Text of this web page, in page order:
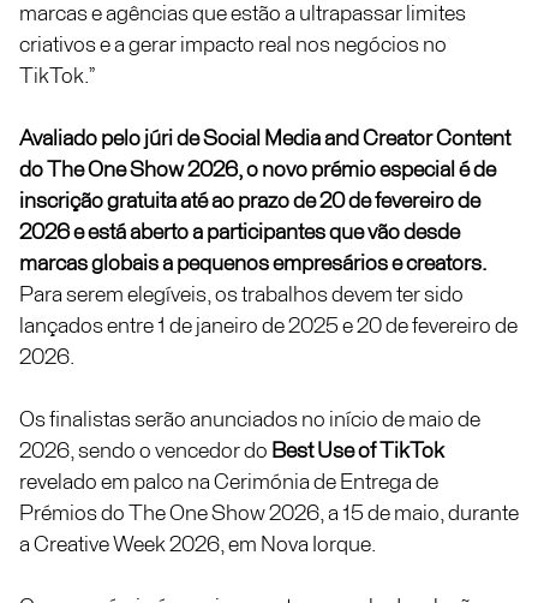
marcas e agências que estão a ultrapassar limites
criativos e a gerar impacto real nos negócios no
TikTok.”
Avaliado pelo júri deSocial Media and Creator Content
do The One Show 2026, o novo prémio especial é de
inscrição gratuita até ao prazo de 20 de fevereiro de
2026 e está aberto a participantes que vão desde
marcas globais a pequenos empresários e creators.
Para serem elegíveis, os trabalhos devem ter sido
lançados entre 1 de janeiro de 2025 e 20 de fevereiro de
2026.
Os finalistas serão anunciados no início de maio de
2026, sendo o vencedor do Best Use of TikTok
revelado em palco na Cerimónia de Entrega de
Prémios do The One Show 2026, a 15 de maio, durante
a Creative Week 2026, em Nova Iorque.